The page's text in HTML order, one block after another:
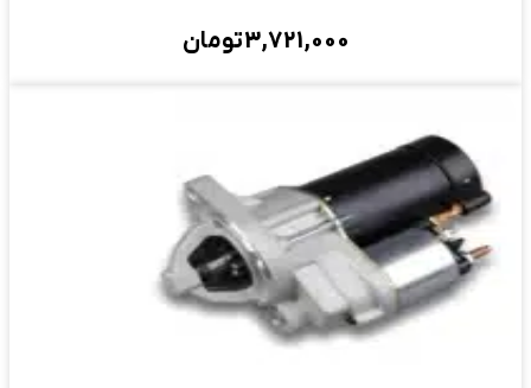
3,721,000تومان